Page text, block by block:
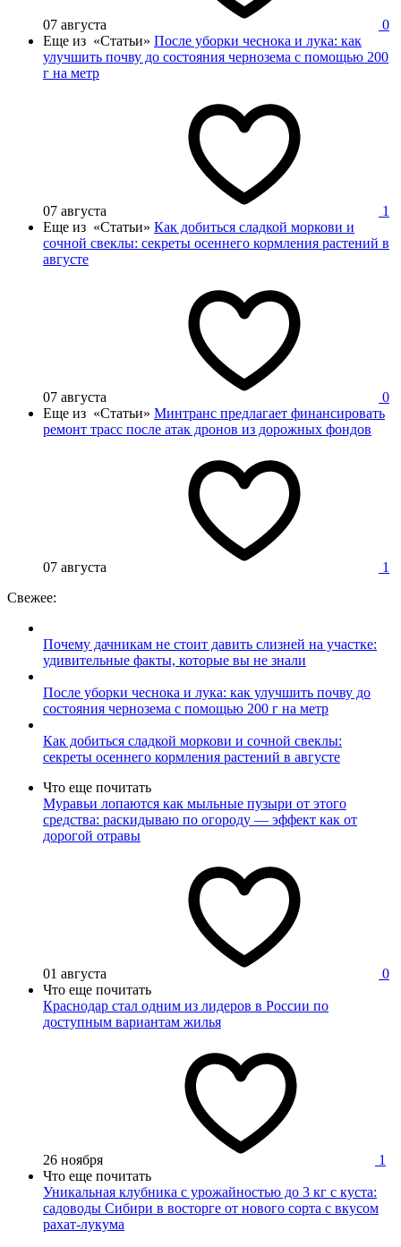
07 августа
0
Еще из «Статьи» После уборки чеснока и лука: как
улучшить почву до состояния чернозема с помощью 200
г на метр
07 августа
1
Еще из «Статьи» Как добиться сладкой моркови и
сочной свеклы: секреты осеннего кормления растений в
августе
07 августа
0
Еще из «Статьи» Минтранс предлагает финансировать
ремонт трасс после атак дронов из дорожных фондов
07 августа
1
Свежее:
Почему дачникам не стоит давить слизней на участке:
удивительные факты, которые вы не знали
После уборки чеснока и лука: как улучшить почву до
состояния чернозема с помощью 200 г на метр
Как добиться сладкой моркови и сочной свеклы:
секреты осеннего кормления растений в августе
Что еще почитать
Муравьи лопаются как мыльные пузыри от этого
средства: раскидываю по огороду — эффект как от
дорогой отравы
01 августа
0
Что еще почитать
Краснодар стал одним из лидеров в России по
доступным вариантам жилья
26 ноября
1
Что еще почитать
Уникальная клубника с урожайностью до 3 кг с куста:
садоводы Сибири в восторге от нового сорта с вкусом
рахат-лукума